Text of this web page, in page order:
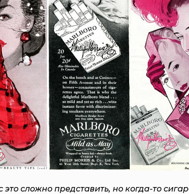
это сложно представить, но когда-то